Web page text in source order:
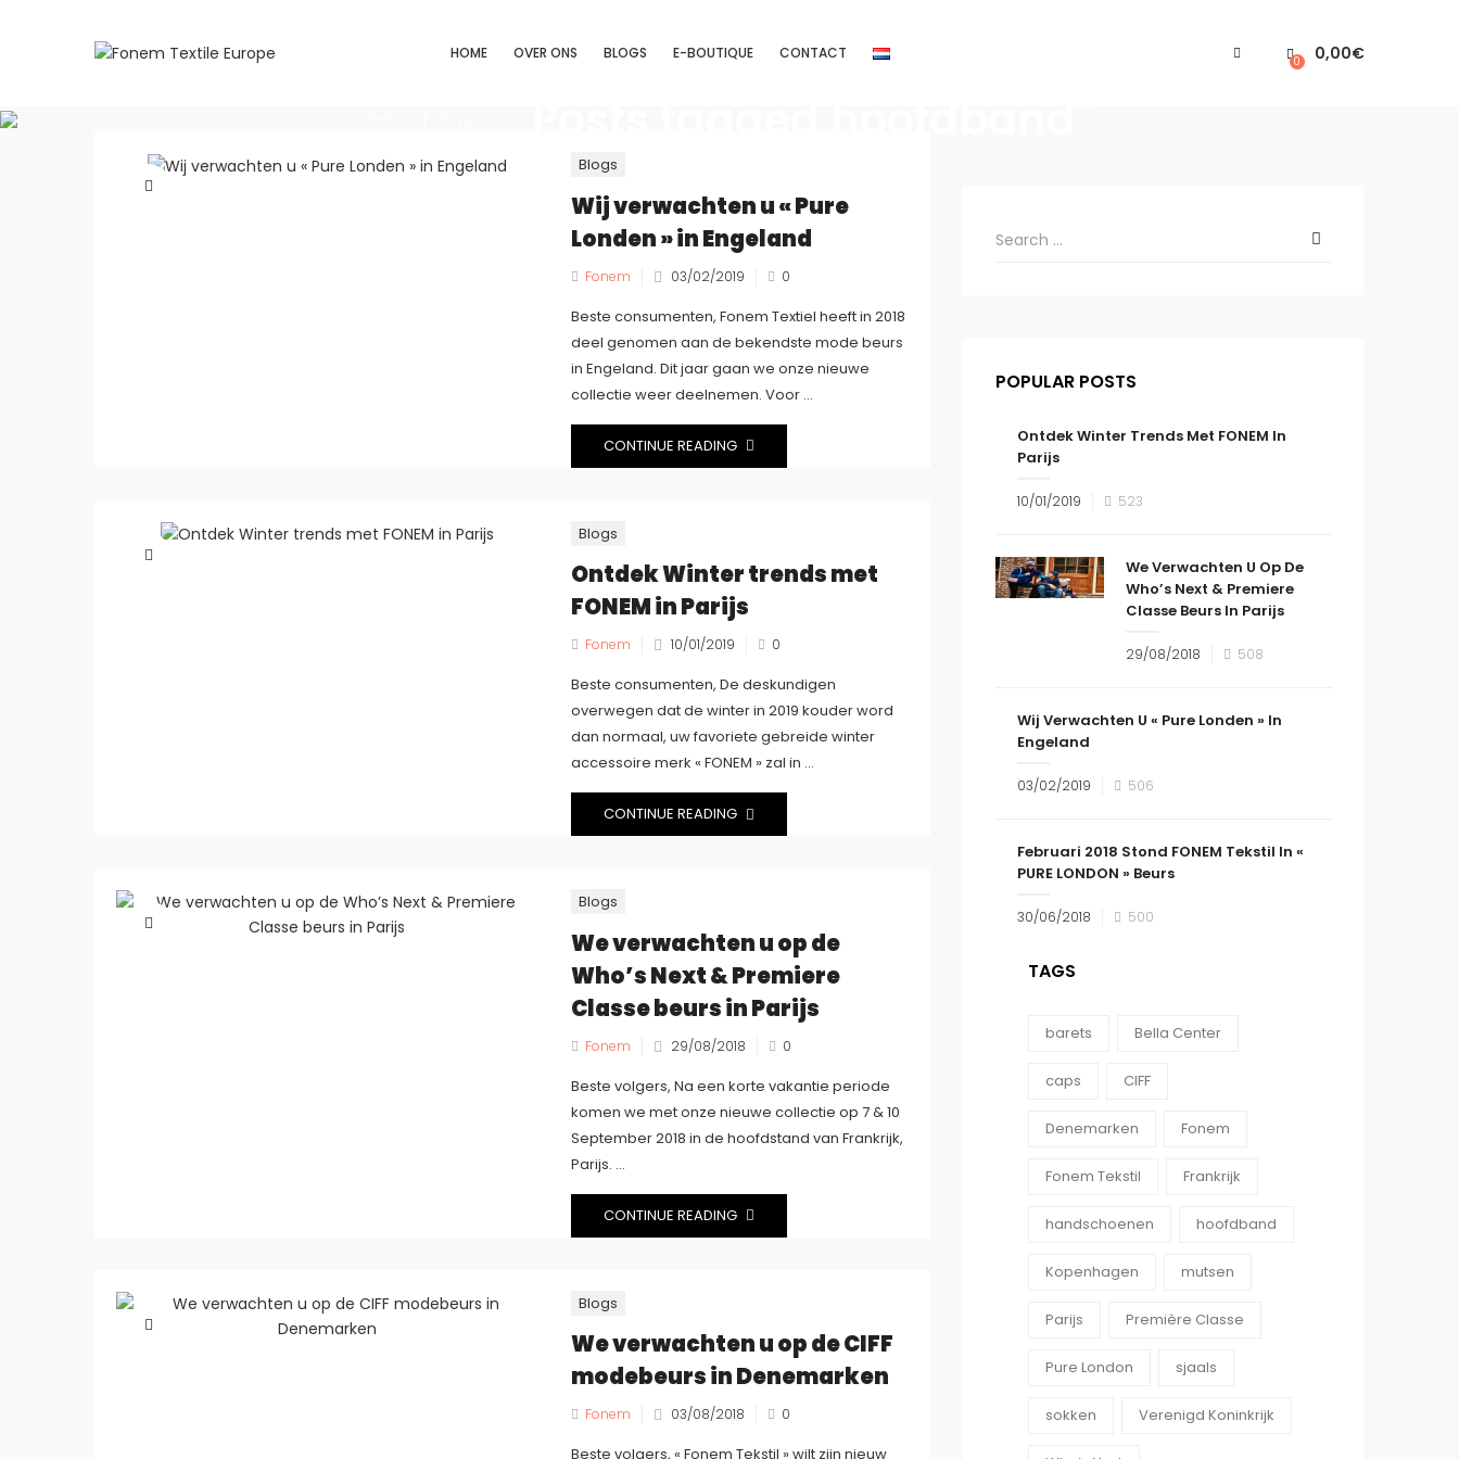
HOME OVER ONS BLOGS E-BOUTIQUE CONTACT 0 0,00€
Blogs
Wij verwachten u « Pure
Londen » in Engeland
Fonem 03/02/2019 0
Beste consumenten, Fonem Textiel heeft in 2018
deel genomen aan de bekendste mode beurs
in Engeland. Dit jaar gaan we onze nieuwe
collectie weer deelnemen. Voor ...
CONTINUE READING
Blogs
Ontdek Winter trends met
FONEM in Parijs
Fonem 10/01/2019 0
Beste consumenten, De deskundigen
overwegen dat de winter in 2019 kouder word
dan normaal, uw favoriete gebreide winter
accessoire merk « FONEM » zal in ...
CONTINUE READING
Blogs
We verwachten u op de
Who’s Next & Premiere
Classe beurs in Parijs
Fonem 29/08/2018 0
Beste volgers, Na een korte vakantie periode
komen we met onze nieuwe collectie op 7 & 10
September 2018 in de hoofdstand van Frankrijk,
Parijs. ...
CONTINUE READING
Blogs
We verwachten u op de CIFF
modebeurs in Denemarken
Fonem 03/08/2018 0
Beste volgers, « Fonem Tekstil » wilt zijn nieuw
POPULAR POSTS
Ontdek Winter Trends Met FONEM In
Parijs
10/01/2019 523
We Verwachten U Op De
Who’s Next & Premiere
Classe Beurs In Parijs
29/08/2018 508
Wij Verwachten U « Pure Londen » In
Engeland
03/02/2019 506
Februari 2018 Stond FONEM Tekstil In «
PURE LONDON » Beurs
30/06/2018 500
TAGS
barets Bella Center
caps CIFF
Denemarken Fonem
Fonem Tekstil Frankrijk
handschoenen hoofdband
Kopenhagen mutsen
Parijs Première Classe
Pure London sjaals
sokken Verenigd Koninkrijk